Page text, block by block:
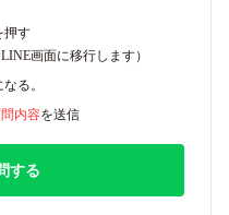
押す
画面に移行します）
る。
内容を送信
する